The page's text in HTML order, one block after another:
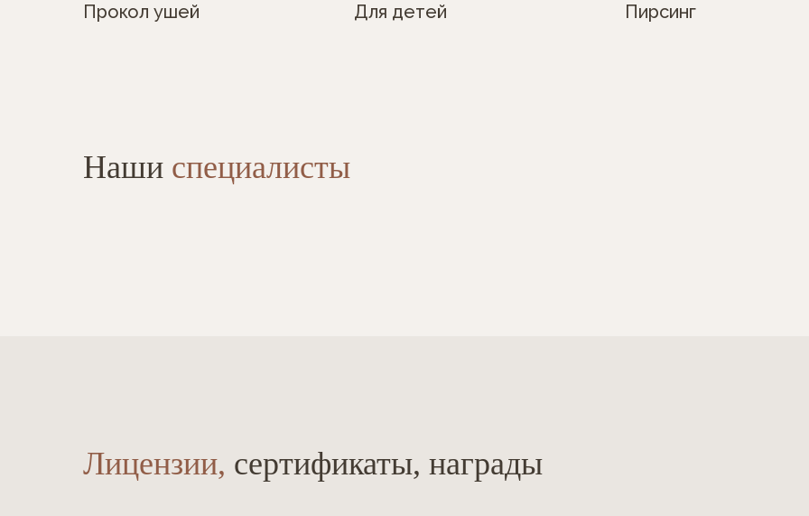
Прокол ушей Для детей Пирсинг
Наши специалисты
Лицензии, сертификаты, награды